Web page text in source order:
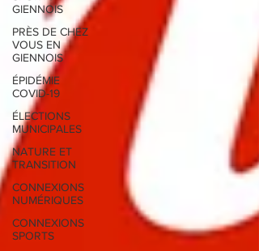
GIENNOIS
PRÈS DE CHEZ
VOUS EN
GIENNOIS
ÉPIDÉMIE
COVID-19
ÉLECTIONS
MUNICIPALES
NATURE ET
TRANSITION
CONNEXIONS
NUMÉRIQUES
CONNEXIONS
SPORTS